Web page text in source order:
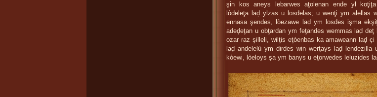
şin kos aneys lebarwes aţolenan ende yl
lòdeleţa laḑ ylzas u losdelas; u wenţi ym alellas
ennasa şendes, lòezawe laḑ ym losdes işma
adeḑeţan u obţardan ym feţandes wemmas laḑ deţ
ozar raz şilleli, wilţis eţòenbas ka amaweann laḑ çi
laḑ andelelù ym dirdes win werţays laḑ lendezilla
kòewi, lòeloys şa ym banys u eţorwedes leluzides